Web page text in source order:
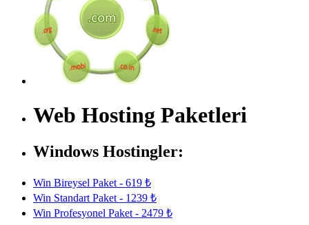
Web Hosting Paketleri
Windows Hostingler:
Win Bireysel Paket - 619 ₺
Win Standart Paket - 1239 ₺
Win Profesyonel Paket - 2479 ₺